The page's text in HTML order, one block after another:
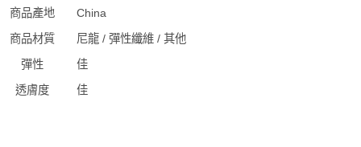
商品產地
China
商品材質
尼龍 / 彈性纖維 / 其他
彈性
佳
透膚度
佳